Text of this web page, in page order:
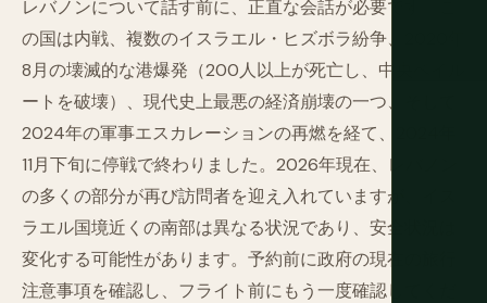
レバノンについて話す前に、正直な会話が必要です。こ
の国は内戦、複数のイスラエル・ヒズボラ紛争、2020年
8月の壊滅的な港爆発（200人以上が死亡し、中央ベイル
ートを破壊）、現代史上最悪の経済崩壊の一つ、そして
2024年の軍事エスカレーションの再燃を経て、2024年
11月下旬に停戦で終わりました。2026年現在、レバノン
の多くの部分が再び訪問者を迎え入れていますが、イス
ラエル国境近くの南部は異なる状況であり、安全状況は
変化する可能性があります。予約前に政府の現在の旅行
注意事項を確認し、フライト前にもう一度確認してくだ